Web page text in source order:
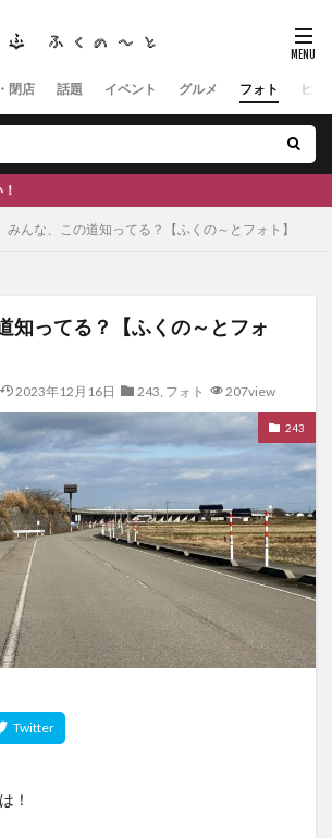
閉店 話題 イベント グルメ フォト ヒト
みんな、この道知ってる？【ふくの～とフォト】
知ってる？【ふくの～とフォ
2023年12月16日 243, フォト 207view
243
！
南砺 福野 福光 神社
南砺市
カフェ
#イタリアン